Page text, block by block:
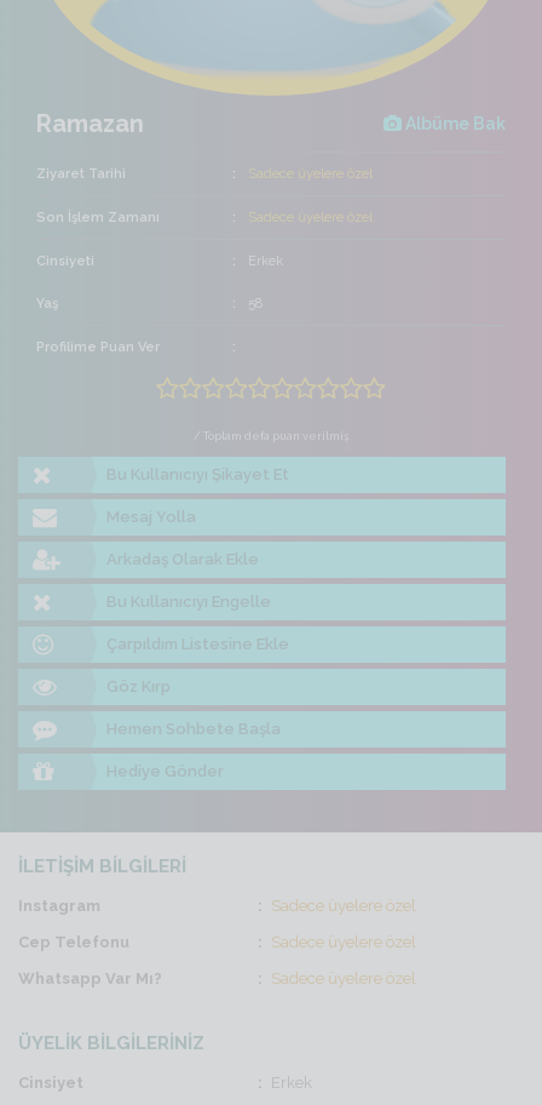
Ramazan Albüme Bak
Ziyaret Tarihi Sadece üyelere özel
Son İşlem Zamanı Sadece üyelere özel
Cinsiyeti Erkek
Yaş 58
Profilime Puan Ver
/ Toplam defa puan verilmiş
Bu Kullanıcıyı Şikayet Et
Mesaj Yolla
Arkadaş Olarak Ekle
Bu Kullanıcıyı Engelle
Çarpıldım Listesine Ekle
Göz Kırp
Hemen Sohbete Başla
Hediye Gönder
İLETİŞİM BİLGİLERİ
Instagram
Sadece üyelere özel
Cep Telefonu
Sadece üyelere özel
Whatsapp Var Mı?
Sadece üyelere özel
ÜYELİK BİLGİLERİNİZ
Cinsiyet
Erkek